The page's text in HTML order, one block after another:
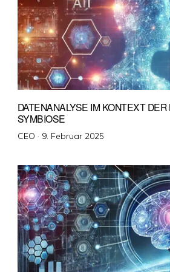
DATENANALYSE IM KONTEXT
SYMBIOSE
CEO · Veröffentlicht
9. Februar 2025